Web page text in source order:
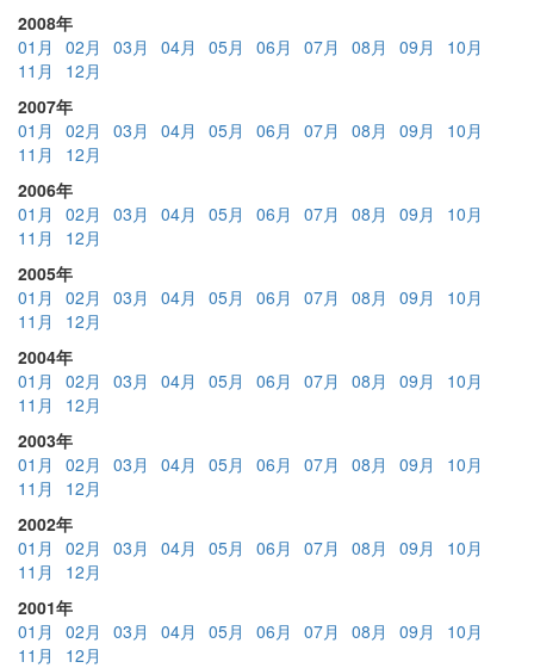
2008年
01月
02月 03月 04月 05月 06月 07月 08月 09月
10月
11月
12月
2007年
01月
02月 03月 04月 05月 06月 07月 08月 09月
10月
11月
12月
2006年
01月
02月 03月 04月 05月 06月 07月 08月 09月
10月
11月
12月
2005年
01月
02月 03月 04月 05月 06月 07月 08月 09月
10月
11月
12月
2004年
01月
02月 03月 04月 05月 06月 07月 08月 09月
10月
11月
12月
2003年
01月
02月 03月 04月 05月 06月 07月 08月 09月
10月
11月
12月
2002年
01月
02月 03月 04月 05月 06月 07月 08月 09月
10月
11月
12月
2001年
01月
02月 03月 04月 05月 06月 07月 08月 09月
10月
11月
12月